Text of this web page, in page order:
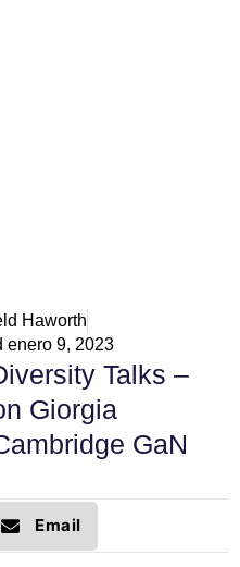
Haworth
enero 9, 2023
Talks –
Giorgia
GaN
Email